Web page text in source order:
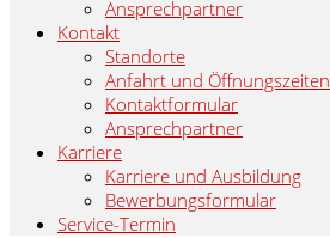
Ansprechpartner
Kontakt
Standorte
Anfahrt und Öffnungszeiten
Kontaktformular
Ansprechpartner
Karriere
Karriere und Ausbildung
Bewerbungsformular
Service-Termin